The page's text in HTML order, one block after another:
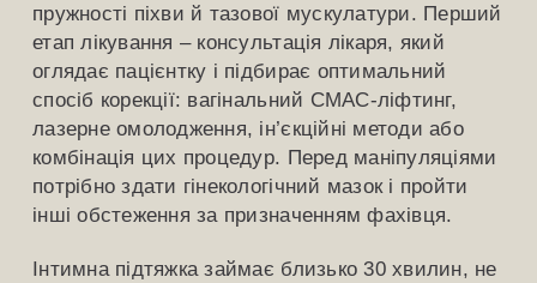
пружності піхви й тазової мускулатури. Перший
етап лікування – консультація лікаря, який
оглядає пацієнтку і підбирає оптимальний
спосіб корекції: вагінальний СМАС-ліфтинг,
лазерне омолодження, ін’єкційні методи або
комбінація цих процедур. Перед маніпуляціями
потрібно здати гінекологічний мазок і пройти
інші обстеження за призначенням фахівця.
Інтимна підтяжка займає близько 30 хвилин, не